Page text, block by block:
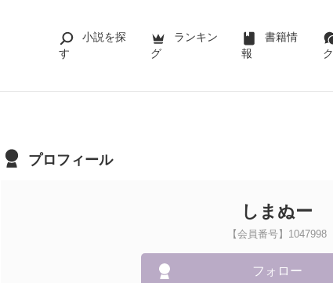
小説を探
す
ランキン
グ
書籍情
報
ク
プロフィール
しまぬー
【会員番号】1047998
フォロー